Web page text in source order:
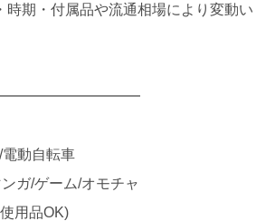
期・付属品や流通相場により変動い
電動自転車
ガ/ゲーム/オモチャ
用品OK)